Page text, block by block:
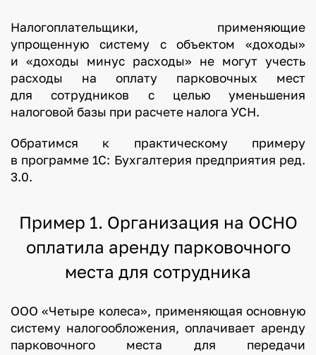
Налогоплательщики, применяющие
упрощенную систему с объектом «доходы»
и «доходы минус расходы» не могут учесть
расходы на оплату парковочных мест
для сотрудников с целью уменьшения
налоговой базы при расчете налога УСН.
Обратимся к практическому примеру
в программе 1С: Бухгалтерия предприятия ред.
3.0.
Пример 1. Организация на ОСНО
оплатила аренду парковочного
места для сотрудника
ООО «Четыре колеса», применяющая основную
систему налогообложения, оплачивает аренду
парковочного места для передачи